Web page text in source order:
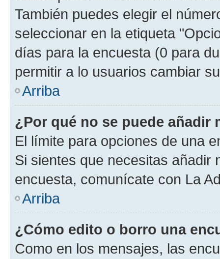
También puedes elegir el
seleccionar en la etiqueta
días para la encuesta (0 para
permitir a lo usuarios cambiar
Arriba
¿Por qué no se puede añadir
El límite para opciones de una
Si sientes que necesitas añadir
encuesta, comunícate con La
Arriba
¿Cómo edito o borro una
Como en los mensajes, las